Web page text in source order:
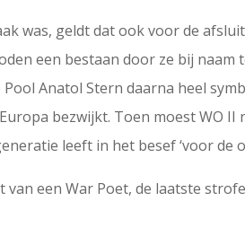
was, geldt dat ook voor de
een bestaan door ze bij
Anatol Stern daarna heel
bezwijkt. Toen moest WO
leeft in het besef ‘voor de
een War Poet, de laatste